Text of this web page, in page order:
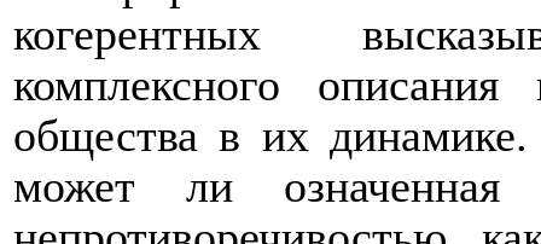
когерентных
комплексного описания
общества в их
может ли означенная